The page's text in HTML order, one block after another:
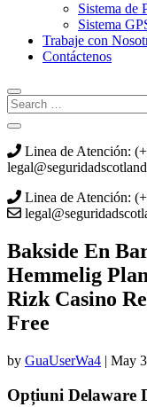
Sistema de
Sistema
Trabaje con
Contáctenos
Linea de Atención:
Linea de Atención:
Bakside En
Hemmelig
Rizk Casino
Free
by GuaUserWa4 | May
Opțiuni Delaware